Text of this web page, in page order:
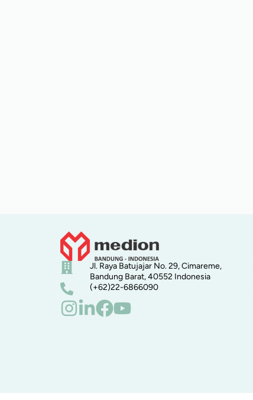
Jl. Raya Batujajar No. 29, Cimareme,
Bandung Barat, 40552 Indonesia
(+62)22-6866090